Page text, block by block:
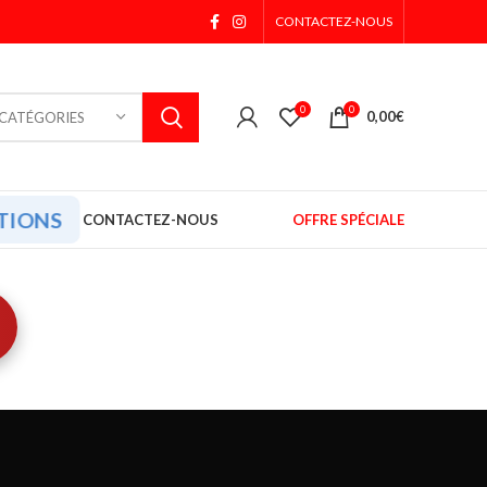
CONTACTEZ-NOUS
0 0 0,00€
CONTACTEZ-NOUS OFFRE SPÉCIALE